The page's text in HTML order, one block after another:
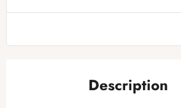
Measure price:
Description